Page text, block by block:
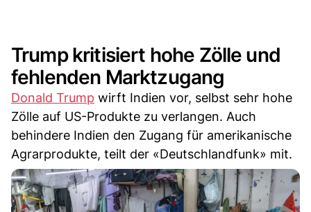
Trump kritisiert hohe Zölle und
fehlenden Marktzugang
Donald Trump wirft Indien vor, selbst sehr hohe
Zölle auf US-Produkte zu verlangen. Auch
behindere Indien den Zugang für amerikanische
Agrarprodukte, teilt der «Deutschlandfunk» mit.